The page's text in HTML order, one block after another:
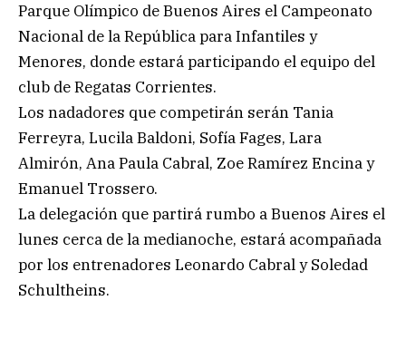
Parque Olímpico de Buenos Aires el Campeonato
Nacional de la República para Infantiles y
Menores, donde estará participando el equipo del
club de Regatas Corrientes.
Los nadadores que competirán serán Tania
Ferreyra, Lucila Baldoni, Sofía Fages, Lara
Almirón, Ana Paula Cabral, Zoe Ramírez Encina y
Emanuel Trossero.
La delegación que partirá rumbo a Buenos Aires el
lunes cerca de la medianoche, estará acompañada
por los entrenadores Leonardo Cabral y Soledad
Schultheins.